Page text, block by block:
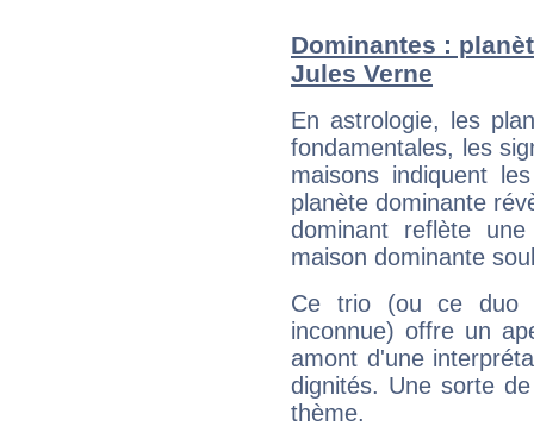
Dominantes :
Jules Verne
En astrologie, les
fondamentales, les
maisons indiquent
planète dominante
dominant reflète
maison dominante
Ce trio (ou ce duo
inconnue) offre un
amont d'une
dignités. Une sorte
thème.